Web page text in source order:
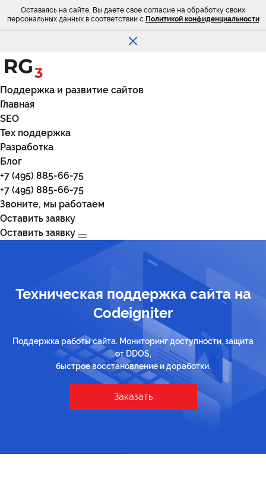
Оставаясь на сайте, Вы даете свое согласие на обработку своих
персональных данных в соответствии с Политикой конфиденциальности
Поддержка и развитие сайтов
Главная
SEO
Тех поддержка
Разработка
Блог
+7 (495) 885-66-75
+7 (495) 885-66-75
Звоните, мы работаем
Оставить заявку
Оставить заявку
Техническая поддержка сайта на
Codeigniter
Поддержка работы сайта. Мониторинг доступности, защита
от DDOS,
быстрое восстановление и доработки.
Заказать